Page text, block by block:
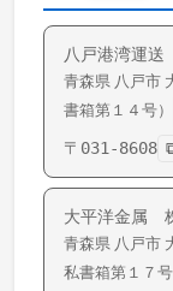
八戸港湾運
青森県 八戸市
書箱第１４号）
〒 031-8608
大平洋金属
青森県 八戸市
私書箱第１７号